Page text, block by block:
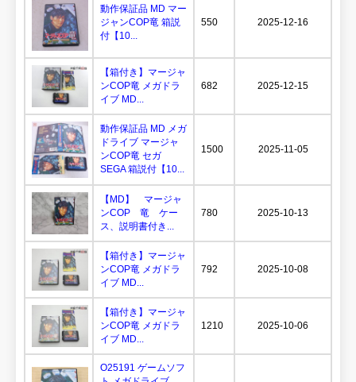
動作保証品 MD マー
ジャンCOP竜 箱説
付【10...
550 2025-12-16
【箱付き】マージャ
ンCOP竜 メガドラ
イブ MD...
682 2025-12-15
動作保証品 MD メガ
ドライブ マージャ
ンCOP竜 セガ
SEGA 箱説付【10...
1500 2025-11-05
【MD】 マージャ
ンCOP 竜 ケー
ス、説明書付き...
780 2025-10-13
【箱付き】マージャ
ンCOP竜 メガドラ
イブ MD...
792 2025-10-08
【箱付き】マージャ
ンCOP竜 メガドラ
イブ MD...
1210 2025-10-06
O25191 ゲームソフ